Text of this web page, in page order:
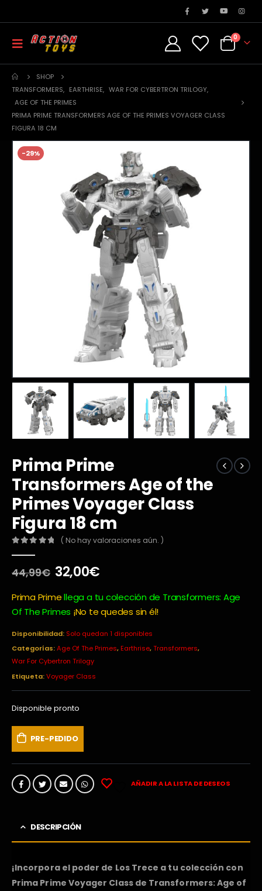
0
SHOP
TRANSFORMERS, EARTHRISE, WAR FOR CYBERTRON TRILOGY,
AGE OF THE PRIMES
PRIMA PRIME TRANSFORMERS AGE OF THE PRIMES VOYAGER CLASS
FIGURA 18 CM
-29%
Prima Prime
Transformers Age of the
Primes Voyager Class
Figura 18 cm
( No hay valoraciones aún. )
44,99€ El
original
era:
32,00€El
actual
es:
32,00€.
Prima Primellega a tu colección de Transformers: Age
Of The Primes ¡No te quedes sin él!
Disponibilidad: Solo quedan 1 disponibles
Categorías:Age Of The Primes,Earthrise,Transformers,
War For Cybertron Trilogy
Etiqueta:Voyager Class
Disponible pronto
PRE-PEDIDO
AÑADIR A LA LISTA DE DESEOS
DESCRIPCIÓN
¡Incorpora el poder de Los Trece a tu colección con
Prima Prime Voyager Class de Transformers: Age of